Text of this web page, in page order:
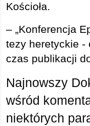
Kościoła.
– „Konferencja
tezy heretyckie -
czas publikacji
Najnowszy
wśród
niektórych